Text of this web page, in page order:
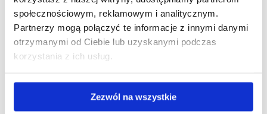
społecznościowym, reklamowym i analitycznym.
Partnerzy mogą połączyć te informacje z innymi danymi
otrzymanymi od Ciebie lub uzyskanymi podczas
korzystania z ich usług.
Zezwól na wszystkie
W budynku nie ma pętli indukcyjnych.
Do budynku i wszystkich jego pomieszczeń można wejść
z psem asystującym i psem przewodnikiem.
oznaczeń kontrastowych lub w druku powiększonym dla
osób niewidomych i słabowidzących.